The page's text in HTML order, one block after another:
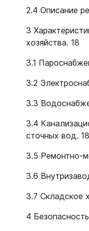
2.4 Описание
3
хозяйства. 18
3.1
3.2
3.3
3.4
сточных вод. 18
3.5 Ремонтно-
3.6
3.7 Складское
4